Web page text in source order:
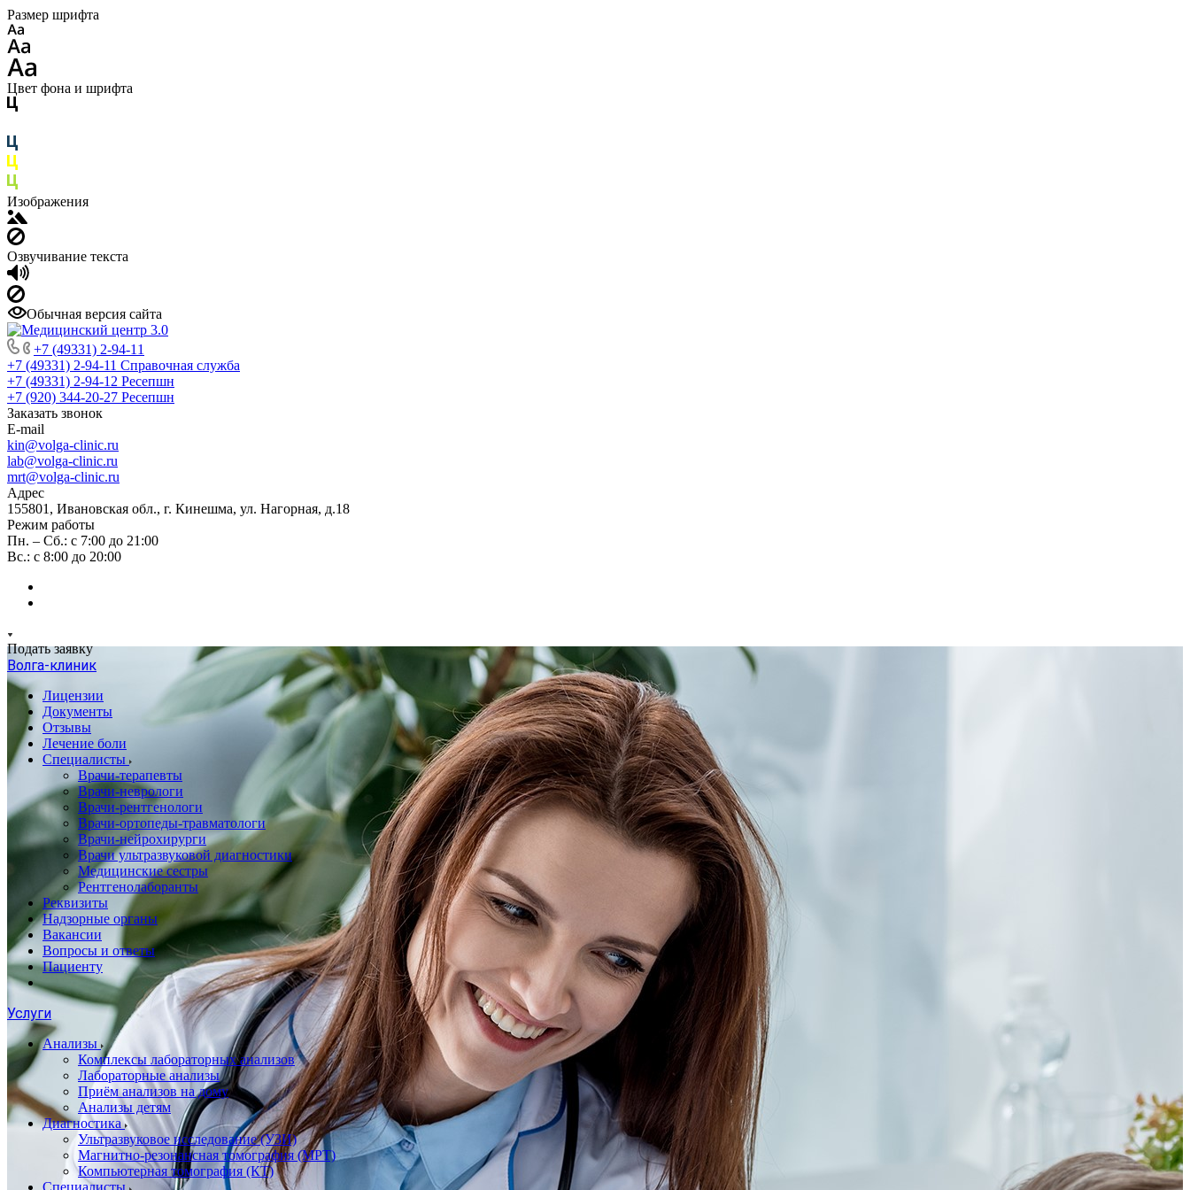
Размер шрифта
Цвет фона и шрифта
Изображения
Озвучивание текста
Обычная версия сайта
+7 (49331) 2-94-11
+7 (49331) 2-94-11 Справочная служба
+7 (49331) 2-94-12 Ресепшн
+7 (920) 344-20-27 Ресепшн
Заказать звонок
E-mail
kin@volga-clinic.ru
lab@volga-clinic.ru
mrt@volga-clinic.ru
Адрес
155801, Ивановская обл., г. Кинешма, ул. Нагорная, д.18
Режим работы
Пн. – Сб.: с 7:00 до 21:00
Вс.: с 8:00 до 20:00
Подать заявку
Волга-клиник
Лицензии
Документы
Отзывы
Лечение боли
Специалисты
Врачи-терапевты
Врачи-неврологи
Врачи-рентгенологи
Врачи-ортопеды-травматологи
Врачи-нейрохирурги
Врачи ультразвуковой диагностики
Медицинские сестры
Рентгенолаборанты
Реквизиты
Надзорные органы
Вакансии
Вопросы и ответы
Пациенту
Услуги
Анализы
Комплексы лабораторных анализов
Лабораторные анализы
Приём анализов на дому
Анализы детям
Диагностика
Ультразвуковое исследование (УЗИ)
Магнитно-резонансная томография (МРТ)
Компьютерная томография (КТ)
Специалисты